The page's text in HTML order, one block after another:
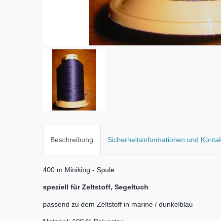
Beschreibung Sicherheitsinformationen und
400 m Miniking - Spule
speziell für Zeltstoff, Segeltuch
passend zu dem Zeltstoff in marine / dunkelblau